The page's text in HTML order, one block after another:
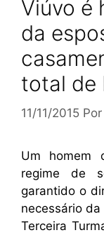
Viúvo é
da
total de
11/11/2015 Por
Um homem
regime de
garantido o
necessário
Terceira